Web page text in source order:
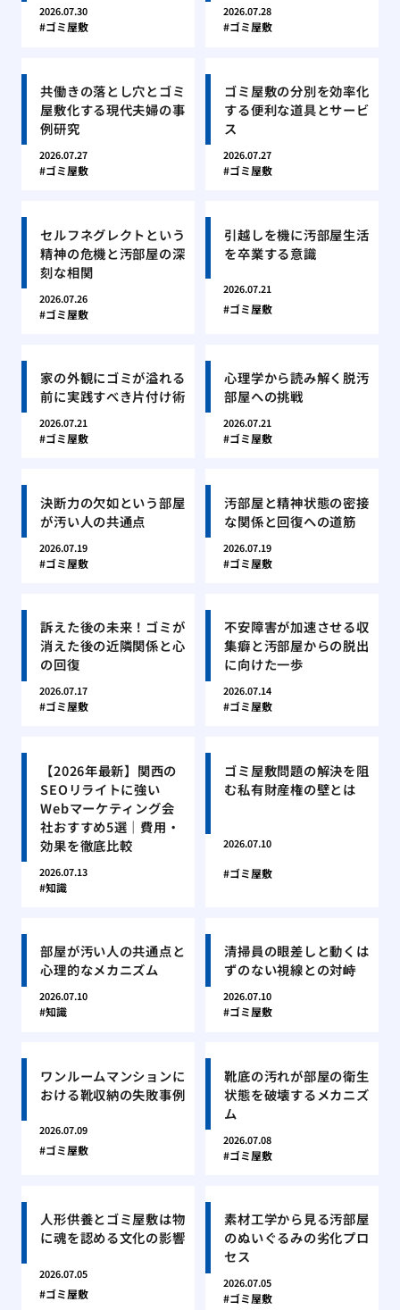
2026.07.30
ゴミ屋敷
2026.07.28
ゴミ屋敷
共働きの落とし穴とゴミ
屋敷化する現代夫婦の事
例研究
2026.07.27
ゴミ屋敷
ゴミ屋敷の分別を効率化
する便利な道具とサービ
ス
2026.07.27
ゴミ屋敷
セルフネグレクトという
精神の危機と汚部屋の深
刻な相関
2026.07.26
ゴミ屋敷
引越しを機に汚部屋生活
を卒業する意識
2026.07.21
ゴミ屋敷
家の外観にゴミが溢れる
前に実践すべき片付け術
2026.07.21
ゴミ屋敷
心理学から読み解く脱汚
部屋への挑戦
2026.07.21
ゴミ屋敷
決断力の欠如という部屋
が汚い人の共通点
2026.07.19
ゴミ屋敷
汚部屋と精神状態の密接
な関係と回復への道筋
2026.07.19
ゴミ屋敷
訴えた後の未来！ゴミが
消えた後の近隣関係と心
の回復
2026.07.17
ゴミ屋敷
不安障害が加速させる収
集癖と汚部屋からの脱出
に向けた一歩
2026.07.14
ゴミ屋敷
【2026年最新】関西の
SEOリライトに強い
Webマーケティング会
社おすすめ5選｜費用・
効果を徹底比較
2026.07.13
知識
ゴミ屋敷問題の解決を阻
む私有財産権の壁とは
2026.07.10
ゴミ屋敷
部屋が汚い人の共通点と
心理的なメカニズム
2026.07.10
知識
清掃員の眼差しと動くは
ずのない視線との対峙
2026.07.10
ゴミ屋敷
ワンルームマンションに
おける靴収納の失敗事例
2026.07.09
ゴミ屋敷
靴底の汚れが部屋の衛生
状態を破壊するメカニズ
ム
2026.07.08
ゴミ屋敷
人形供養とゴミ屋敷は物
に魂を認める文化の影響
2026.07.05
ゴミ屋敷
素材工学から見る汚部屋
のぬいぐるみの劣化プロ
セス
2026.07.05
ゴミ屋敷